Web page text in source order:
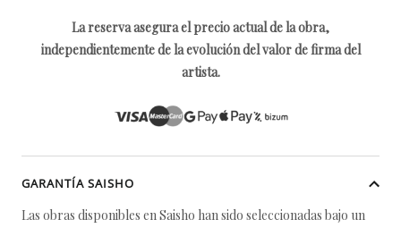
La reserva asegura el precio actual de la obra,
independientemente de la evolución del valor de firma del
artista.
GARANTÍA SAISHO
Las obras disponibles en Saisho han sido seleccionadas bajo un